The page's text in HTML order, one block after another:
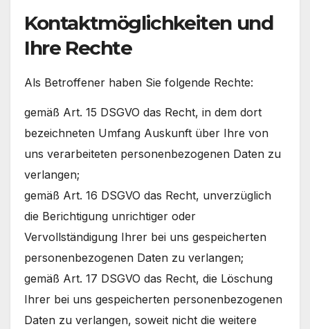
Kontaktmöglichkeiten und
Ihre Rechte
Als Betroffener haben Sie folgende Rechte:
gemäß Art. 15 DSGVO das Recht, in dem dort
bezeichneten Umfang Auskunft über Ihre von
uns verarbeiteten personenbezogenen Daten zu
verlangen;
gemäß Art. 16 DSGVO das Recht, unverzüglich
die Berichtigung unrichtiger oder
Vervollständigung Ihrer bei uns gespeicherten
personenbezogenen Daten zu verlangen;
gemäß Art. 17 DSGVO das Recht, die Löschung
Ihrer bei uns gespeicherten personenbezogenen
Daten zu verlangen, soweit nicht die weitere